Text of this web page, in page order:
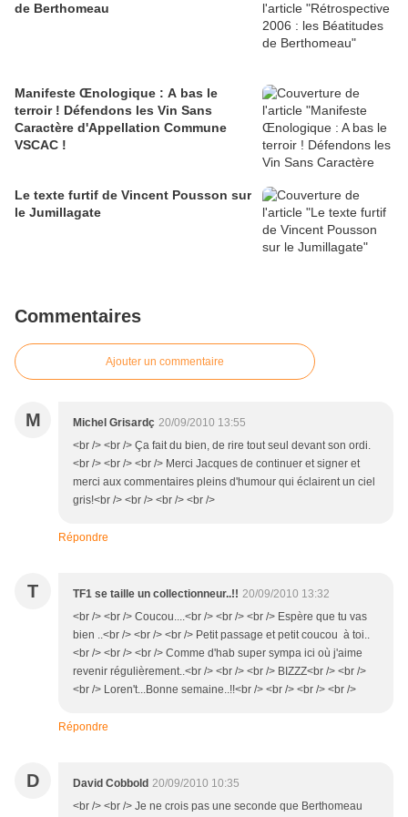
de Berthomeau
Manifeste Œnologique : A bas le
terroir ! Défendons les Vin Sans
Caractère d'Appellation Commune
VSCAC !
Le texte furtif de Vincent Pousson sur
le Jumillagate
Commentaires
Ajouter un commentaire
M Michel Grisardç 20/09/2010 13:55
<br /> <br /> Ça fait du bien, de rire tout seul devant son ordi.
<br /> <br /> <br /> Merci Jacques de continuer et signer et
merci aux commentaires pleins d'humour qui éclairent un ciel
gris!<br /> <br /> <br /> <br />
Répondre
T TF1 se taille un collectionneur..!! 20/09/2010 13:32
<br /> <br /> Coucou....<br /> <br /> <br /> Espère que tu vas
bien ..<br /> <br /> <br /> Petit passage et petit coucou à toi..
<br /> <br /> <br /> Comme d'hab super sympa ici où j'aime
revenir régulièrement..<br /> <br /> <br /> BIZZZ<br /> <br />
<br /> Loren't...Bonne semaine..!!<br /> <br /> <br /> <br />
Répondre
D David Cobbold 20/09/2010 10:35
<br /> <br /> Je ne crois pas une seconde que Berthomeau